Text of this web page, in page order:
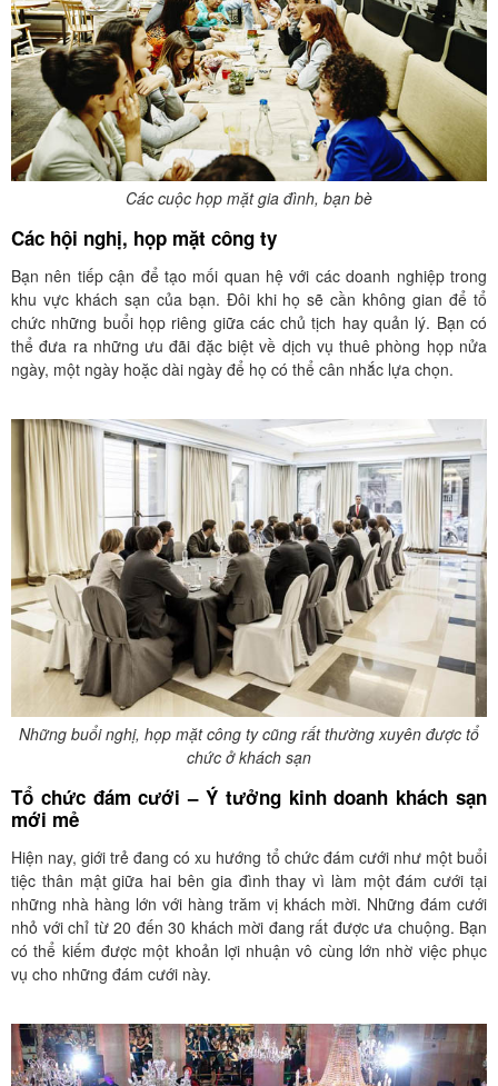
Các cuộc họp mặt gia đình, bạn bè
Các hội nghị, họp mặt công ty
Bạn nên tiếp cận để tạo mối quan hệ với các doanh nghiệp trong
khu vực khách sạn của bạn. Đôi khi họ sẽ cần không gian để tổ
chức những buổi họp riêng giữa các chủ tịch hay quản lý. Bạn có
thể đưa ra những ưu đãi đặc biệt về dịch vụ thuê phòng họp nửa
ngày, một ngày hoặc dài ngày để họ có thể cân nhắc lựa chọn.
Những buổi nghị, họp mặt công ty cũng rất thường xuyên được tổ
chức ở khách sạn
Tổ chức đám cưới – Ý tưởng kinh doanh khách sạn
mới mẻ
Hiện nay, giới trẻ đang có xu hướng tổ chức đám cưới như một buổi
tiệc thân mật giữa hai bên gia đình thay vì làm một đám cưới tại
những nhà hàng lớn với hàng trăm vị khách mời. Những đám cưới
nhỏ với chỉ từ 20 đến 30 khách mời đang rất được ưa chuộng. Bạn
có thể kiếm được một khoản lợi nhuận vô cùng lớn nhờ việc phục
vụ cho những đám cưới này.